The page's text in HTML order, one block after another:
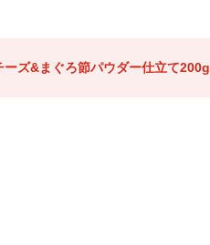
ズ&まぐろ節パウダー仕立て200g